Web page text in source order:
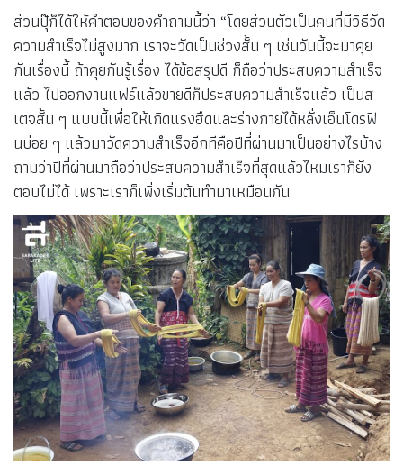
ส่วนปุ๊ก็ได้ให้คำตอบของคำถามนี้ว่า “โดยส่วนตัวเป็นคนที่มีวิธีวัด
ความสำเร็จไม่สูงมาก เราจะวัดเป็นช่วงสั้น ๆ เช่นวันนี้จะมาคุย
กันเรื่องนี้ ถ้าคุยกันรู้เรื่อง ได้ข้อสรุปดี ก็ถือว่าประสบความสำเร็จ
แล้ว ไปออกงานแฟร์แล้วขายดีก็ประสบความสำเร็จแล้ว เป็นส
เตจสั้น ๆ แบบนี้เพื่อให้เกิดแรงฮึดและร่างกายได้หลั่งเอ็นโดรฟิ
นบ่อย ๆ แล้วมาวัดความสำเร็จอีกทีคือปีที่ผ่านมาเป็นอย่างไรบ้าง
ถามว่าปีที่ผ่านมาถือว่าประสบความสำเร็จที่สุดแล้วไหมเราก็ยัง
ตอบไม่ได้ เพราะเราก็เพิ่งเริ่มต้นทำมาเหมือนกัน